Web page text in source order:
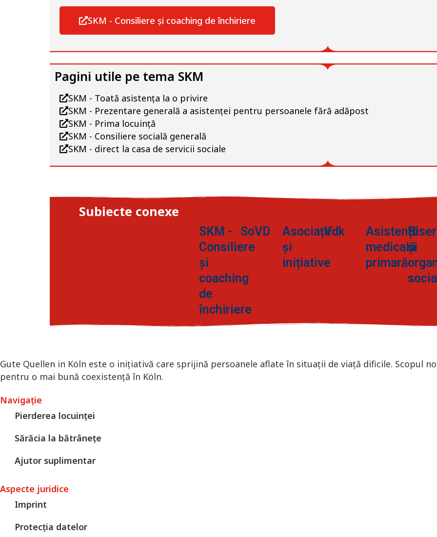
SKM - Consiliere și coaching de închiriere
Pagini utile pe tema SKM
SKM - Toată asistența la o privire
SKM - Prezentare generală a asistenței pentru persoanele fără adăpost
SKM - Prima locuință
SKM - Consiliere socială generală
SKM - direct la casa de servicii sociale
Subiecte conexe
SKM -
Consiliere
și
coaching
de
închiriere
SoVD
Asociații
și
inițiative
Vdk
Asistență
medicală
primară
și
Gute Quellen in Köln este o inițiativă care sprijină persoanele aflate în situații de viață dificile. Scopul
pentru o mai bună coexistență în Köln.
Navigație
Pierderea locuinței
Sărăcia la bătrânețe
Ajutor suplimentar
Aspecte juridice
Imprint
Protecția datelor